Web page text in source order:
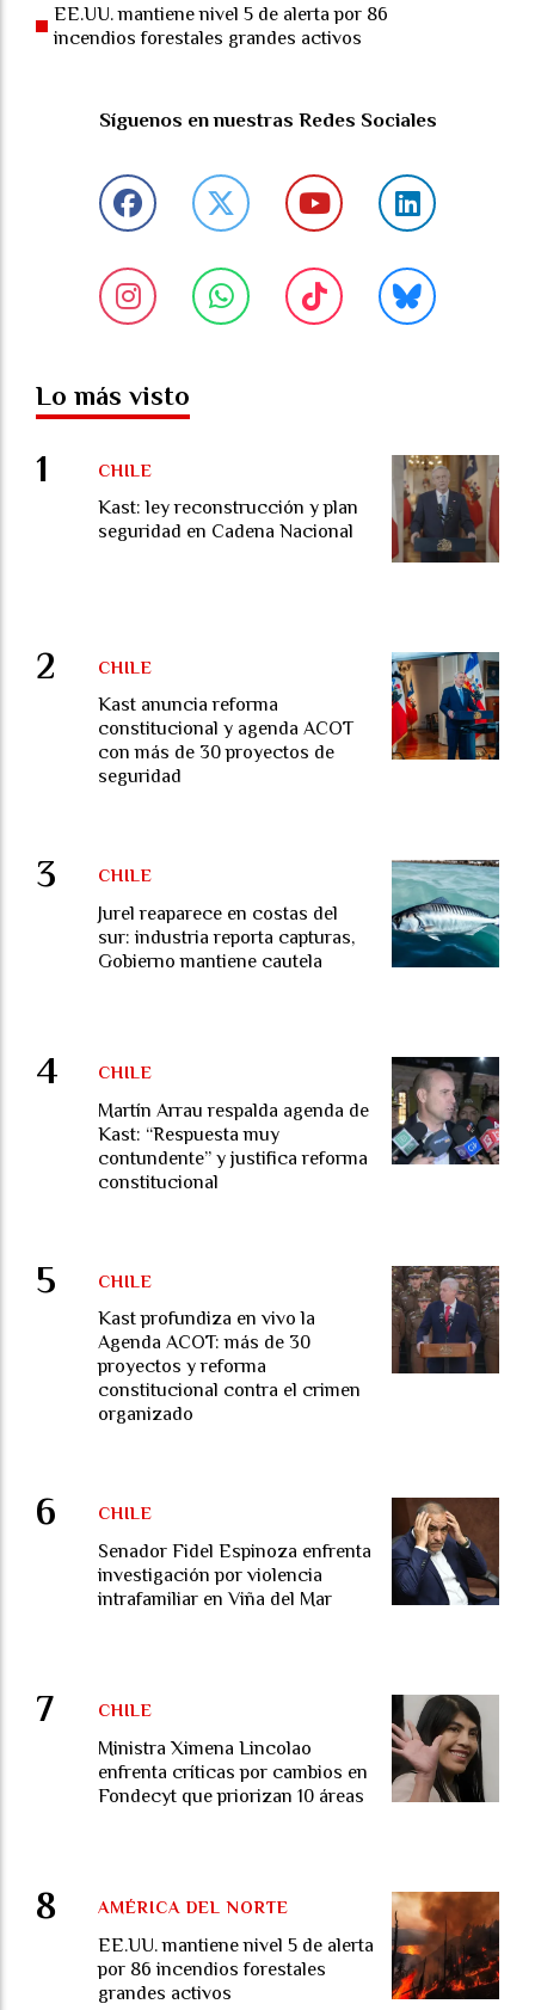
EE.UU. mantiene nivel 5 de alerta por 86
incendios forestales grandes activos
Síguenos en nuestras Redes Sociales
Lo más visto
Kast: ley reconstrucción y plan
seguridad en Cadena Nacional
CHILE
Kast anuncia reforma
constitucional y agenda ACOT
con más de 30 proyectos de
seguridad
CHILE
Jurel reaparece en costas del
sur: industria reporta capturas,
Gobierno mantiene cautela
CHILE
Martín Arrau respalda agenda de
Kast: “Respuesta muy
contundente” y justifica reforma
constitucional
CHILE
Kast profundiza en vivo la
Agenda ACOT: más de 30
proyectos y reforma
constitucional contra el crimen
organizado
CHILE
Senador Fidel Espinoza enfrenta
investigación por violencia
intrafamiliar en Viña del Mar
CHILE
Ministra Ximena Lincolao
enfrenta críticas por cambios en
Fondecyt que priorizan 10 áreas
CHILE
EE.UU. mantiene nivel 5 de alerta
por 86 incendios forestales
grandes activos
AMÉRICA DEL NORTE